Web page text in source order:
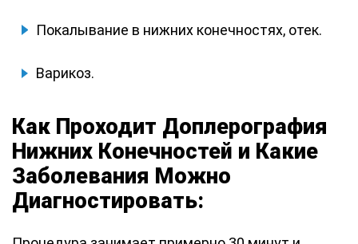
Покалывание в нижних конечностях, отек.
Варикоз.
Как Проходит Доплерография
Нижних Конечностей и Какие
Заболевания Можно
Диагностировать: